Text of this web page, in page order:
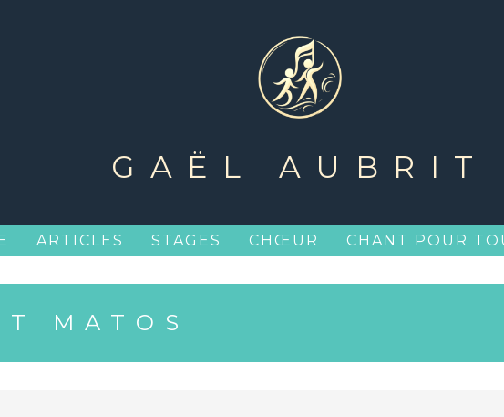
GAËL AUBRIT
ARTICLES STAGES CHŒUR CHANT POUR
MATOS